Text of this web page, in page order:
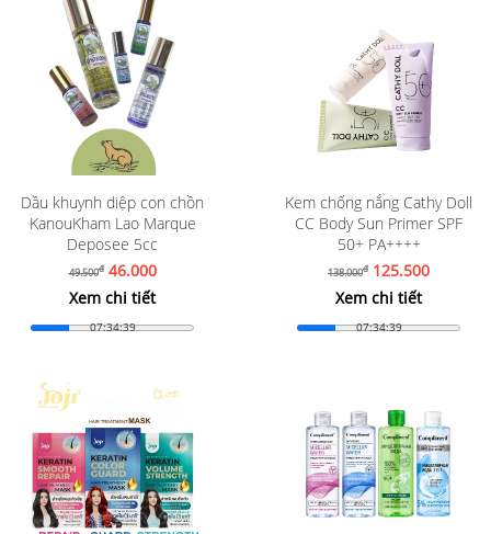
Dầu khuynh diệp con chồn
KanouKham Lao Marque
Deposee 5cc
49.500đ46.000
Xem chi tiết
07:34:37
Kem chống nắng Cathy Doll
CC Body Sun Primer SPF
50+ PA++++
138.000đ 125.500
Xem chi tiết
07:34:37